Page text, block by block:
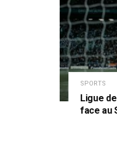
SPORTS
Ligue
face au